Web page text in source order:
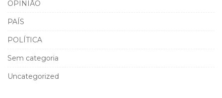
OPINIÃO
PAÍS
POLÍTICA
Sem categoria
Uncategorized